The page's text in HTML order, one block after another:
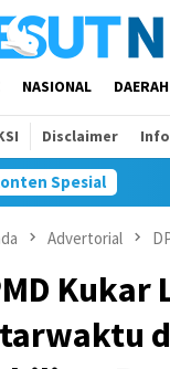
NASIONAL DAERAH
Disclaimer
Spesial
Advertorial
Kukar